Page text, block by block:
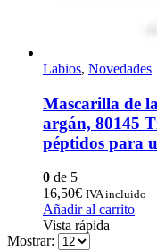
Labios, Novedades
Mascarilla de
argán, 80145
péptidos para
0 de 5
16,50€ IVA incluido
Añadir al carrito
Vista rápida
Mostrar: